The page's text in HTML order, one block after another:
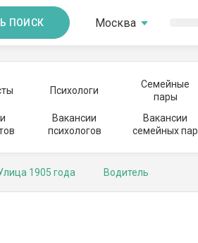
ПОИСК Москва
Психологи
Семейные
пары
Вакансии
психологов
Вакансии
семейных пар
1905 года Водитель